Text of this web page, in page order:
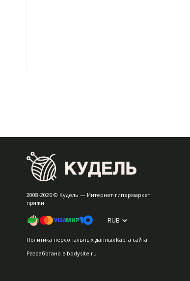
2008-2026 © Кудель — Интернет-гипермаркет
пряжи
RUB
Политика персональных данныхКарта сайта
Разработано в bodysite.ru